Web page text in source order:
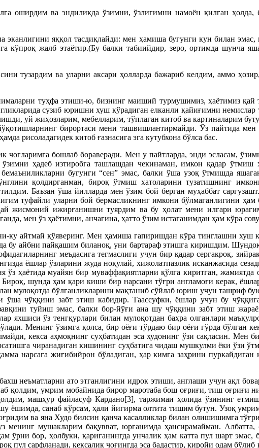
оширдим ва эндиликда ўзимни, ўзлигимни намоён қилган
яққол тасдиқлайди: мен ҳамиша бугунги кун билан
кўпроқ жалб этаётир.(Бу балки табиийдир, зеро, ортимда шунча
тузардим ва уларни аксари ҳолларда бажариб келдим, аммо
туҳфа этиши-ю, бизнинг маиший турмушимиз, ҳаётимиз қай
сузиб юришни хуш кўрадиган елканли қайиғимни
уй жиҳозларим, мебелларим, тўплаган китоб ва картиналарим
бирортаси мени ташвишлантирмайди. Ўз пайтида мен
рисоладагидек китоб ғазнасига эга кутубхона бўлса бас.
чоғларимга бошлаб бораверади. Мен у пайтларда, энди эсласам,
ҳадеб изтиробга ташлашдан чекинаман, имкон қадар ўтмиш
бугунги “сен” эмас, балки ўша узоқ ўтмишда
қолдирганман, бироқ ўтмиш хатоларини тузатишнинг
Баъзан ўша йилларда мен ўзим бой берган муҳаббат
туфайли уларни бой бермасликнинг имкони бўлмаганлигини
жисмоний ижирғанишни туярдим ва бу ҳолат мени илгари
мен ўз ҳаётимни, анчагина, ҳатто ўзим истаганимдан ҳам кўра
ку айтмай қўяверинг. Мен ҳамиша гапиришдан кўра тинглашни
бу айбни пайқашим биланоқ, уни бартараф этишга киришдим.
меъдасига тегмаслиги учун бир қадар сергакроқ,
ёшлар ўзларини жуда ноқулай, хижолатпазлик исканжасида
ҳаётида муайян бир муваффақиятларни қўлга киритган, жамиятда
шунда ҳам қари киши бир нарсани тўғри англамоғи керак,
мулоқотда бўлганликларини мақтаниб сўйлаб юриш учун ташриф
чўққини забт этиш кабидир. Таассуфки, ёшлар учун бу
туйиш эмас, балки бор-йўғи ана шу чўққини забт этиш
яхшиси ўз тенгқурлари билан мулоқотдан баҳра олганлари
Менинг ўзимга қолса, бир оёғи тўрдаю бир оёғи гўрда бўлган
кекса аҳмоқнинг суҳбатидан эса худонинг ўзи сақласин. Мен
чиранадиган кишининг суҳбатига чидаш мушкулми ёки ўзи
нарсага жиғибийрон бўладиган, ҳар кимга заҳрини
неъматларни ато этганлигини идрок этиши, англаши учун ақл
қолдим, умрим мобайнида бирор маротаба бош оғриғи, тиш оғриғи
машҳур файласуф Кардано[3], таржимаи ҳолида ўзининг
ёшимда, санаб кўрсам, ҳали йигирма олтита тишим бутун. Узоқ
ва яна Худо билсин қанча касалликлар билан олишишимга
менинг мушакларим бақувват, юрганимда ҳансирамайман.
ўрни бор, ҳолбуки, қариганингда унчалик ҳам катта пул шарт эмас,
пул сарфланади, кексалик чоғингда эса бадастир, киройи одам